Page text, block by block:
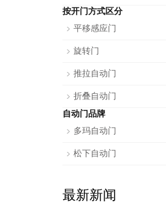
按开门方式区分
平移感应门
旋转门
推拉自动门
折叠自动门
自动门品牌
多玛自动门
松下自动门
最新新闻